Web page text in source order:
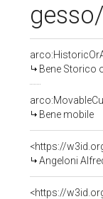
Bene Storico
Bene mobile
<https://
Angeloni
<https://